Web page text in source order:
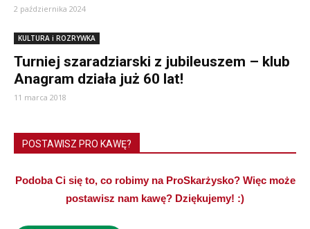
2 października 2024
KULTURA i ROZRYWKA
Turniej szaradziarski z jubileuszem – klub
Anagram działa już 60 lat!
11 marca 2018
POSTAWISZ PRO KAWĘ?
Podoba Ci się to, co robimy na ProSkarżysko? Więc może
postawisz nam kawę? Dziękujemy! :)